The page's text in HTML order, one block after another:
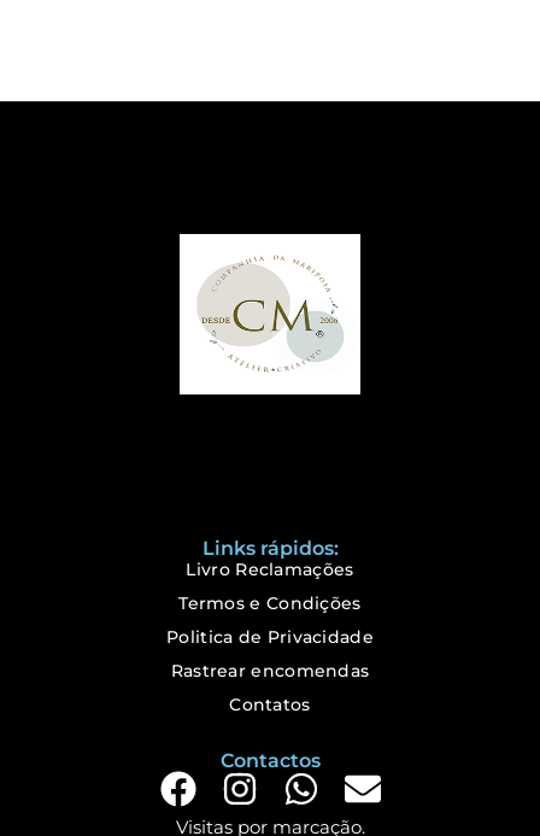
Links rápidos:
Livro Reclamações
Termos e Condições
Politica de Privacidade
Rastrear encomendas
Contatos
Contactos
Visitas por marcação.